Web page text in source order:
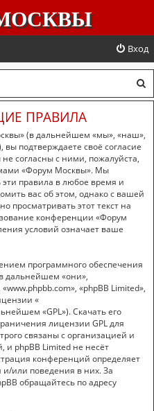
Вход
о
ПРАВИЛА
(в дальнейшем «мы», «наш»,
подтверждаете своё согласие
согласны с ними, пожалуйста,
«Форум Москвы». Мы
правила в любое время и
вас об этом, однако с вашей
просматривать этот текст на
конференции «Форум
условий означает ваше
программного обеспечения
дальнейшем «они»,
«phpBB Limited»,
«
«GPL»). Скачать его
лицензии GPL для
связаны с организацией и
и phpBB Limited не несёт
конференций определяет
и/или поведения в них. За
обращайтесь по адресу